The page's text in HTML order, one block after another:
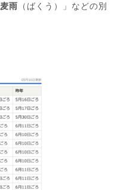
麦雨 （ばくう）」などの別